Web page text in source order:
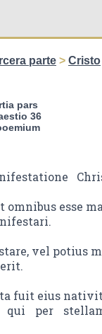
parte > Cristo
pars
36
esse
vel potius
fuit eius
qui per